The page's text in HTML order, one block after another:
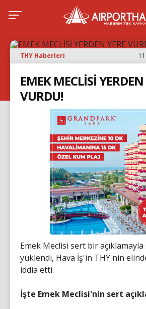
THY Haberleri
EMEK MECLİSİ YERDEN
VURDU!
Emek Meclisi sert bir açıklamayla
yüklendi, Hava İş'in THY'nin
iddia etti.
İşte Emek Meclisi'nin sert